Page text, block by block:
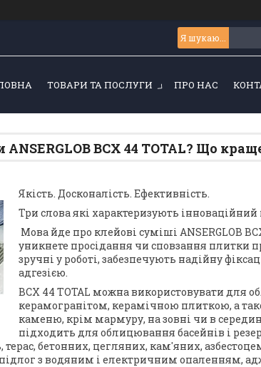
ТОВАРИ ТА ПОСЛУГИ ПРО НАС
ANSERGLOB BCX 44 ТОТАL? Що
Якість. Досконалість. Ефективність.
Три слова які характеризують інноваційний
Мова йде про клейові суміші ANSERGLOB
уникнете просідання чи сповзання плитки
зручні у роботі, забезпечують надійну
адгезією.
BCX 44 ТОТАL можна використовувати для
керамогранітом, керамічною плиткою, а
каменю, крім мармуру, на зовні чи в
підходить для облицювання басейнів і
терас, бетонних, цегляних, кам'яних,
підлог з водяним і електричним опаленням,